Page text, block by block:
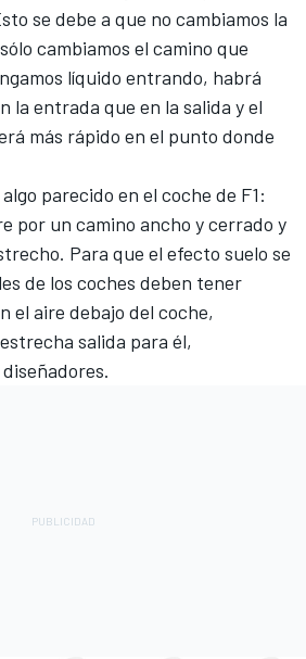
se debe a que no cambiamos la
cambiamos el camino que
líquido entrando, habrá
la entrada que en la salida y el
más rápido en el punto donde
parecido en el coche de F1:
por un camino ancho y cerrado y
Para que el efecto suelo se
de los coches deben tener
el aire debajo del coche,
salida para él,